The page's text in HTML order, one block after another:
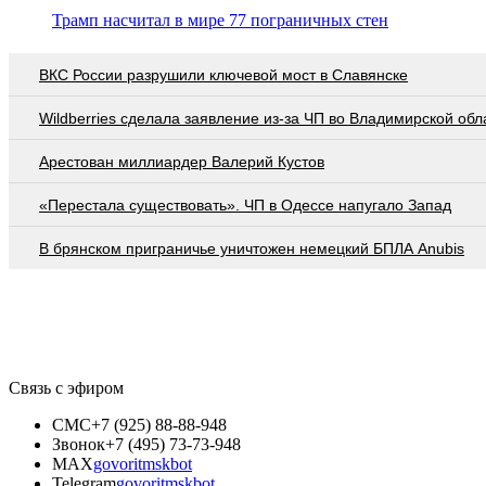
Трамп насчитал в мире 77 пограничных стен
ВКС России разрушили ключевой мост в Славянске
Wildberries cделала заявление из-за ЧП во Владимирской
Арестован миллиардер Валерий Кустов
«Перестала существовать». ЧП в Одессе напугало Запад
В брянском приграничье уничтожен немецкий БПЛА Anubis
Связь с эфиром
СМС+7 (925) 88-88-948
Звонок+7 (495) 73-73-948
MAXgovoritmskbot